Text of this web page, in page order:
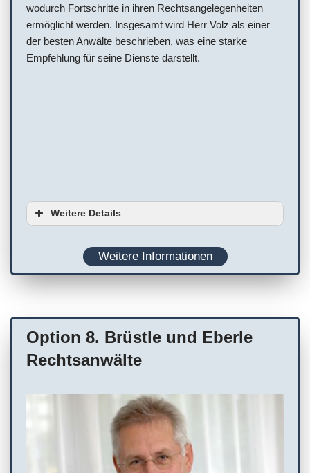
wodurch Fortschritte in ihren Rechtsangelegenheiten
ermöglicht werden. Insgesamt wird Herr Volz als einer
der besten Anwälte beschrieben, was eine starke
Empfehlung für seine Dienste darstellt.
Weitere Details
Weitere Informationen
Option 8. Brüstle und Eberle
Rechtsanwälte